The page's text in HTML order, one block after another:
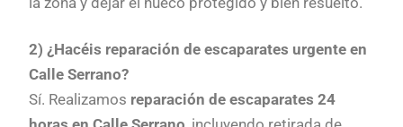
2) ¿Hacéis reparación de escaparates urgente en
Calle Serrano?
Sí. Realizamos reparación de escaparates 24